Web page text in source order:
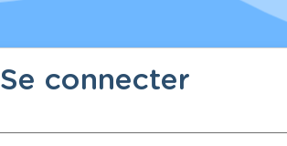
Se connecter